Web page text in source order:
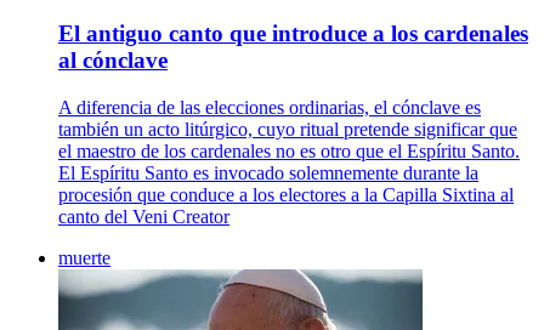
El antiguo canto que introduce a los cardenales
al cónclave
A diferencia de las elecciones ordinarias, el cónclave es
también un acto litúrgico, cuyo ritual pretende significar que
el maestro de los cardenales no es otro que el Espíritu Santo.
El Espíritu Santo es invocado solemnemente durante la
procesión que conduce a los electores a la Capilla Sixtina al
canto del Veni Creator
muerte